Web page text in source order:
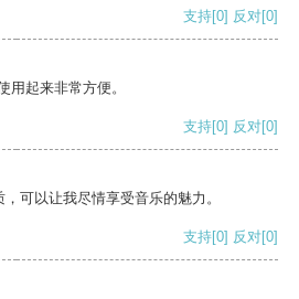
支持[0] 反对[0]
用起来非常方便。
支持[0] 反对[0]
可以让我尽情享受音乐的魅力。
支持[0] 反对[0]